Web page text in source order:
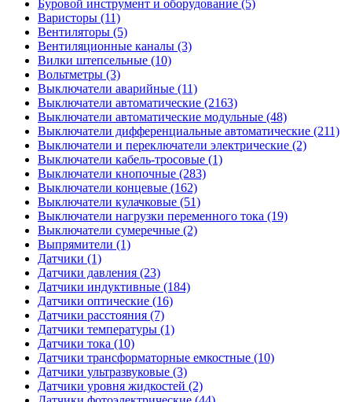
Буровой инструмент и оборудование (5)
Варисторы (11)
Вентиляторы (5)
Вентиляционные каналы (3)
Вилки штепсельные (10)
Вольтметры (3)
Выключатели аварийные (11)
Выключатели автоматические (2163)
Выключатели автоматические модульные (48)
Выключатели дифференциальные автоматические (211)
Выключатели и переключатели электрические (2)
Выключатели кабель-тросовые (1)
Выключатели кнопочные (283)
Выключатели концевые (162)
Выключатели кулачковые (51)
Выключатели нагрузки переменного тока (19)
Выключатели сумеречные (2)
Выпрямители (1)
Датчики (1)
Датчики давления (23)
Датчики индуктивные (184)
Датчики оптические (16)
Датчики расстояния (7)
Датчики температуры (1)
Датчики тока (10)
Датчики трансформаторные емкостные (10)
Датчики ультразвуковые (3)
Датчики уровня жидкостей (2)